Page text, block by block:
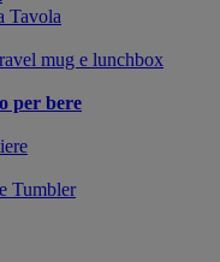
Tavola
mug e lunchbox
per bere
Tumbler